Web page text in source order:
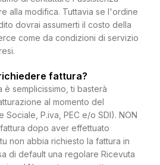
alla modifica. Tuttavia se l'ordine
dovrai assumerti il costo della
come da condizioni di servizio
fattura?
è semplicissimo, ti basterà
al momento del
Sociale, P.iva, PEC e/o SDI). NON
dopo aver effettuato
non abbia richiesto la fattura in
di default una regolare Ricevuta